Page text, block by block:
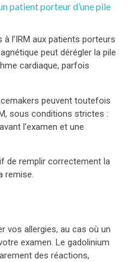
patient porteur d’une pile
l’IRM aux patients porteurs
peut dérégler la pile
cardiaque, parfois
peuvent toutefois
sous conditions strictes :
l’examen et une
de remplir correctement la
remise.
vos allergies, au cas où un
examen. Le gadolinium
des réactions,